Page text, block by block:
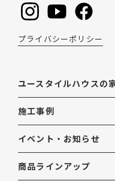
プライバシーポリシー
ユースタイルハウスの
施工事例
イベント・お知らせ
商品ラインアップ